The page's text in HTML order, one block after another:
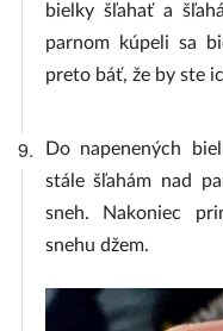
bielky šľahať a
parnom kúpeli sa
preto báť, že by ste
9.
Do napenených
stále šľahám nad
sneh. Nakoniec
snehu džem.